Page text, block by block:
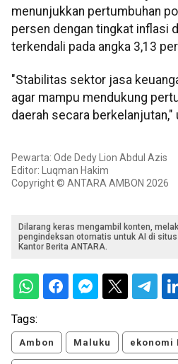
menunjukkan pertumbuhan
persen dengan tingkat inflasi
terkendali pada angka 3,13
"Stabilitas sektor jasa
agar mampu mendukung
daerah secara berkelanjutan,"
Pewarta: Ode Dedy Lion Abdul Azis
Editor: Luqman Hakim
Copyright © ANTARA AMBON 2026
Dilarang keras mengambil konten,
pengindeksan otomatis untuk AI di
Kantor Berita ANTARA.
Tags:
Ambon Maluku ekonomi